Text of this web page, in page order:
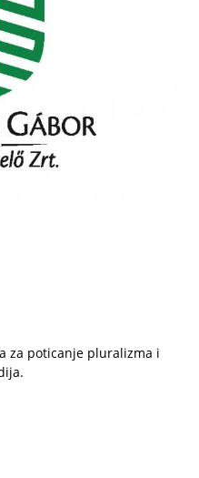
za poticanje pluralizma i